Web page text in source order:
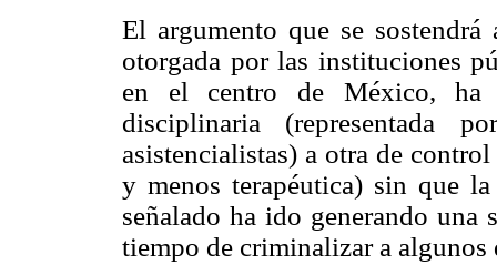
El argumento que se
otorgada por las instituciones
en el centro de México, ha
disciplinaria (representada
asistencialistas) a otra de
y menos terapéutica) sin que
señalado ha ido generando una
tiempo de criminalizar a algunos